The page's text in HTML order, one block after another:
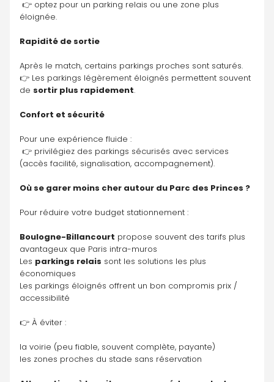
éloignée.
Rapidité de sortie
Après le match, certains parkings proches sont saturés.
👉 Les parkings légèrement éloignés permettent souvent
de sortir plus rapidement.
Confort et sécurité
Pour une expérience fluide :
(accès facilité, signalisation, accompagnement).
Où se garer moins cher autour du Parc des Princes ?
Pour réduire votre budget stationnement :
Boulogne-Billancourt propose souvent des tarifs plus
avantageux que Paris intra-muros
Les parkings relais sont les solutions les plus
économiques
Les parkings éloignés offrent un bon compromis prix /
accessibilité
👉 À éviter :
la voirie (peu fiable, souvent complète, payante)
les zones proches du stade sans réservation